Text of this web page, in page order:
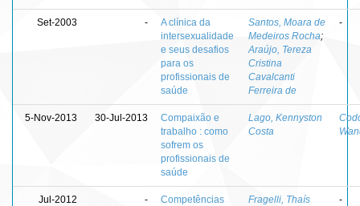
Set-2003 -
A clínica da
intersexualidade
e seus desafios
para os
profissionais de
saúde
Santos, Moara de
Medeiros Rocha;
Araújo, Tereza
Cristina
Cavalcanti
Ferreira de
-
5-Nov-2013 30-Jul-2013
Compaixão e
trabalho : como
sofrem os
profissionais de
saúde
Lago, Kennyston
Costa
Jul-2012 -
Competências
Fragelli, Thaís
-